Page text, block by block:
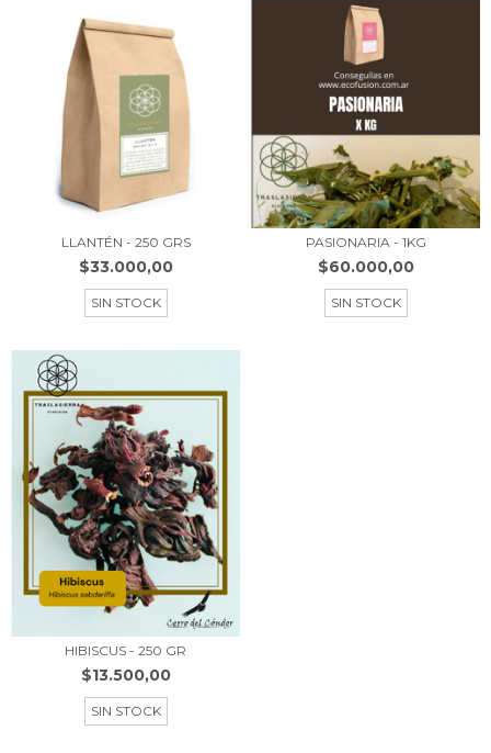
LLANTÉN - 250 GRS
$33.000,00
SIN STOCK
PASIONARIA - 1KG
$60.000,00
SIN STOCK
HIBISCUS - 250 GR
$13.500,00
SIN STOCK